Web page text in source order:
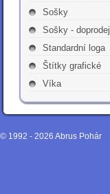
Sošky
Sošky - doprodej
Standardní loga
Štítky grafické
Víka
© 1992 - 2026 Abrus Pohár